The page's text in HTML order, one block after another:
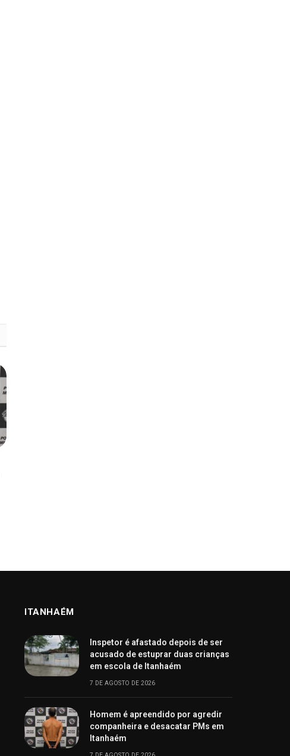
ITANHAÉM
Inspetor é afastado depois de ser
acusado de estuprar duas crianças
em escola de Itanhaém
7 DE AGOSTO DE 2026
Homem é apreendido por agredir
companheira e desacatar PMs em
Itanhaém